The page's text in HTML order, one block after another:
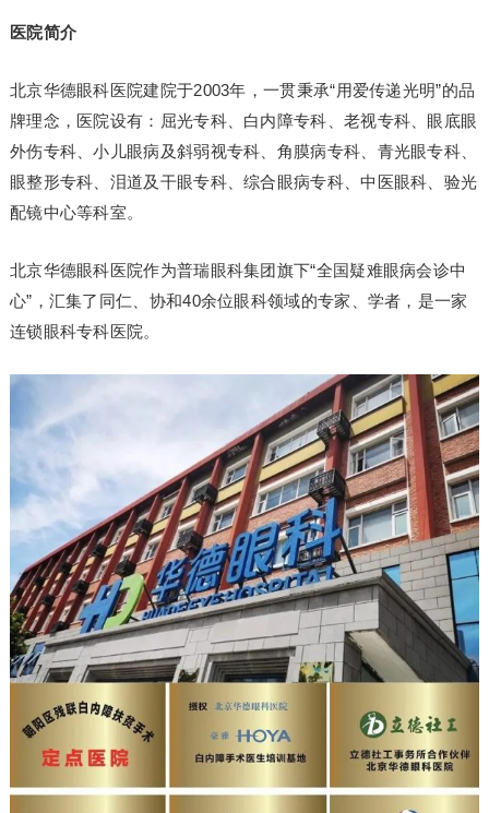
医院简介
北京华德眼科医院建院于2003年，一贯秉承“用爱传递光明”的品
牌理念，医院设有：屈光专科、白内障专科、老视专科、眼底眼
外伤专科、小儿眼病及斜弱视专科、角膜病专科、青光眼专科、
眼整形专科、泪道及干眼专科、综合眼病专科、中医眼科、验光
配镜中心等科室。
北京华德眼科医院作为普瑞眼科集团旗下“全国疑难眼病会诊中
心”，汇集了同仁、协和40余位眼科领域的专家、学者，是一家
连锁眼科专科医院。